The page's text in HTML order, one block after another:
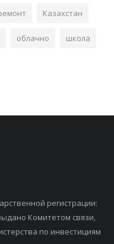
Казахстан
облачно школа
регистрации:
Комитетом связи,
по инвестициям